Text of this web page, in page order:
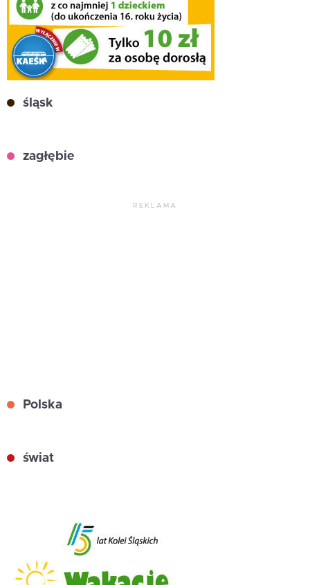
śląsk
zagłębie
REKLAMA
Polska
świat